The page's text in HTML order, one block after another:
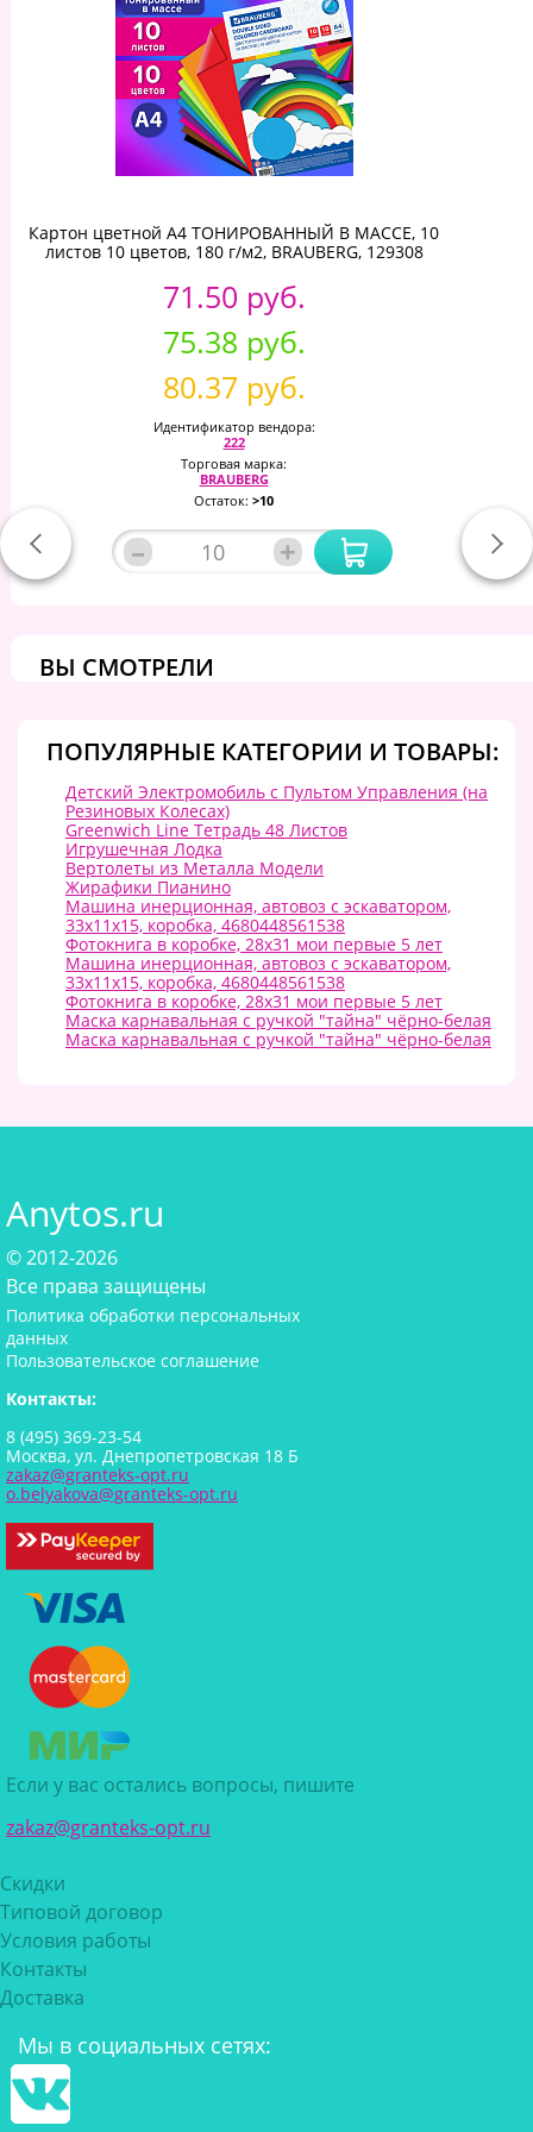
Картон цветной А4 ТОНИРОВАННЫЙ В МАССЕ, 10
листов 10 цветов, 180 г/м2, BRAUBERG, 129308
71.50 руб.
75.38 руб.
80.37 руб.
Идентификатор вендора:
222
Торговая марка:
BRAUBERG
Остаток: >10
– +
ВЫ СМОТРЕЛИ
ПОПУЛЯРНЫЕ КАТЕГОРИИ И ТОВАРЫ:
Детский Электромобиль с Пультом Управления (на
Резиновых Колесах)
Greenwich Line Тетрадь 48 Листов
Игрушечная Лодка
Вертолеты из Металла Модели
Жирафики Пианино
Машина инерционная, автовоз с эскаватором,
33х11х15, коробка, 4680448561538
Фотокнига в коробке, 28х31 мои первые 5 лет
Машина инерционная, автовоз с эскаватором,
33х11х15, коробка, 4680448561538
Фотокнига в коробке, 28х31 мои первые 5 лет
Маска карнавальная с ручкой "тайна" чёрно-белая
Маска карнавальная с ручкой "тайна" чёрно-белая
Anytos.ru
© 2012-2026
Все права защищены
Политика обработки персональных
данных
Пользовательское соглашение
Контакты:
8 (495) 369-23-54
Москва, ул. Днепропетровская 18 Б
zakaz@granteks-opt.ru
o.belyakova@granteks-opt.ru
Если у вас остались вопросы, пишите
zakaz@granteks-opt.ru
Скидки
Типовой договор
Условия работы
Контакты
Доставка
Мы в социальных сетях: